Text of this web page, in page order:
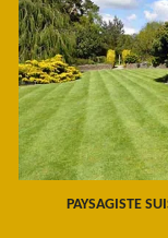
PAYSAGISTE